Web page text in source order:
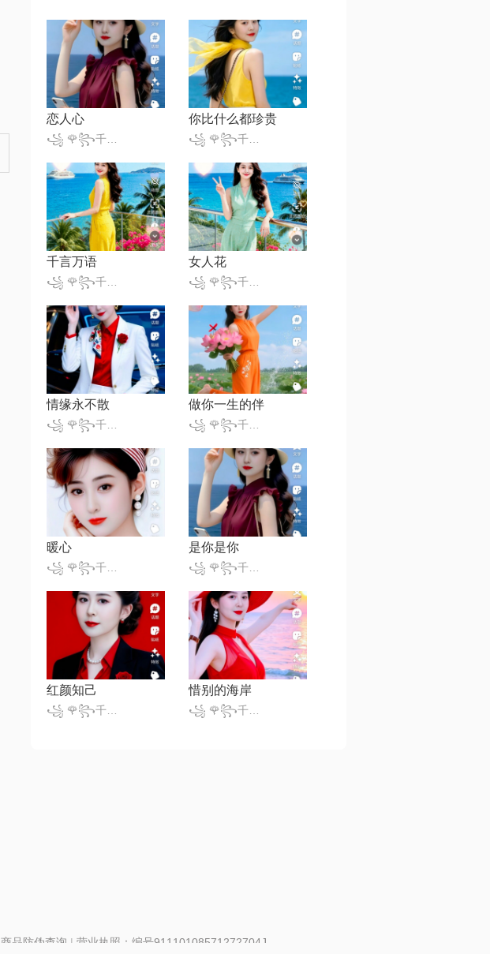
恋人心 你比什么都珍贵
千言万语 女人花
情缘永不散 做你一生的伴
暖心 是你是你
红颜知己 惜别的海岸
商品防伪查询 | 营业执照：编号91110108571272704J